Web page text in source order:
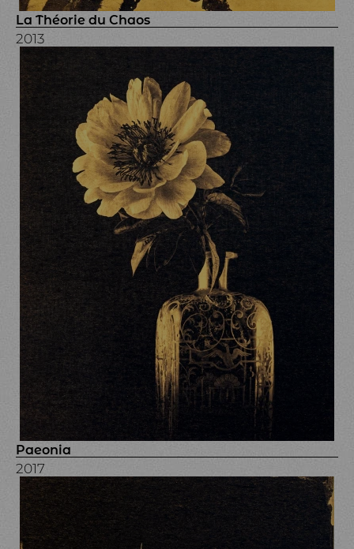
La Théorie du Chaos
2013
Paeonia
2017